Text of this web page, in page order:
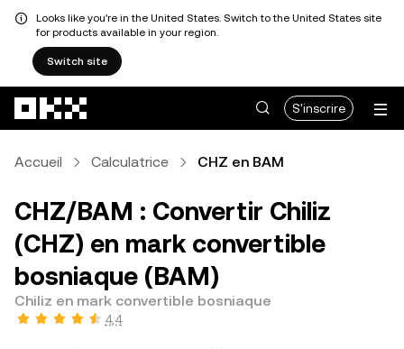
Looks like you're in the United States. Switch to the United States site
for products available in your region.
Switch site
S'inscrire
Accueil Calculatrice CHZ en BAM
CHZ/BAM : Convertir Chiliz
(CHZ) en mark convertible
bosniaque (BAM)
Chiliz en mark convertible bosniaque
4,4